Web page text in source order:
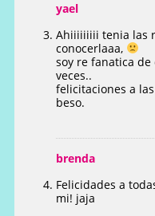
yael
Ahiiiiiiiii tenia las
conocerlaaa,
soy re fanatica
veces..
felicitaciones a
beso.
brenda
Felicidades a
mi! jaja